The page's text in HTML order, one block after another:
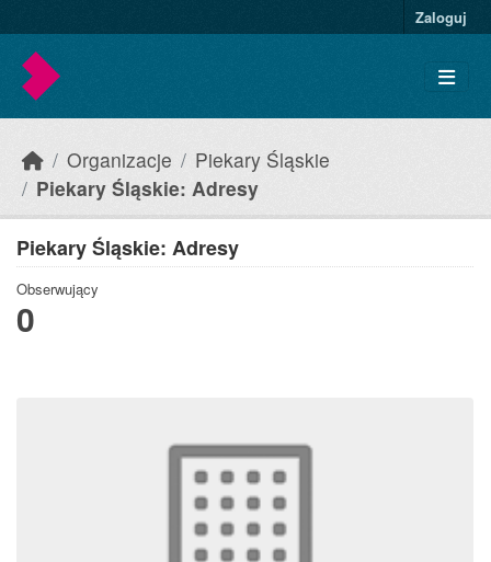
Zaloguj
Organizacje
Piekary Śląskie
Piekary Śląskie: Adresy
Piekary Śląskie: Adresy
Obserwujący
0